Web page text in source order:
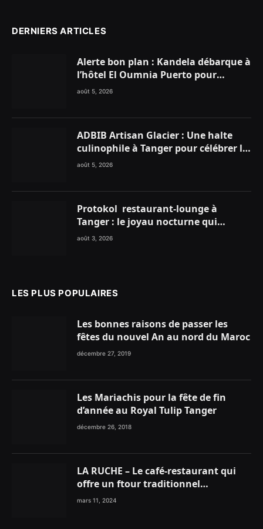
DERNIERS ARTICLES
Alerte bon plan : Kandela débarque à
l’hôtel El Oumnia Puerto pour
enflammer le Chiringuito Malibu
août 5, 2026
ADBIB Artisan Glacier : Une halte
culinophile à Tanger pour célébrer la
glace traditionnelle aux matières
août 5, 2026
Protokol restaurant-lounge à
Tanger : le joyau nocturne qui
réinvente vos soirées
août 3, 2026
LES PLUS POPULAIRES
Les bonnes raisons de passer les
fêtes du nouvel An au nord du Maroc
décembre 27, 2019
Les Mariachis pour la fête de fin
d’année au Royal Tulip Tanger
décembre 26, 2018
LA RUCHE – Le café-restaurant qui
offre un ftour traditionnel
gourmand
mars 11, 2024